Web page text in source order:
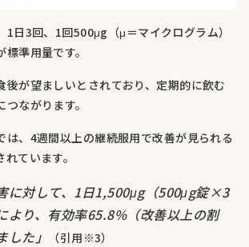
1日3回、1回500μg（μ＝マイクログラム）
準用量です。
後が望ましいとされており、定期的に飲む
ながります。
は、4週間以上の継続服用で改善が見られる
ています。
に対して、1日1,500μg（500μg錠×3
より、有効率65.8%（改善以上の割
した」
（引用※3）